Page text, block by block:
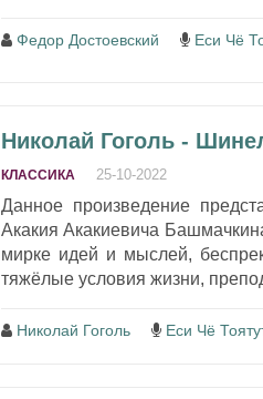
Федор Достоевский Еси Чё
Николай Гоголь -
КЛАССИКА 25-10-2022
Данное произведение
Акакия Акакиевича
мирке идей и мыслей,
тяжёлые условия жизни,
Николай Гоголь Еси Чё